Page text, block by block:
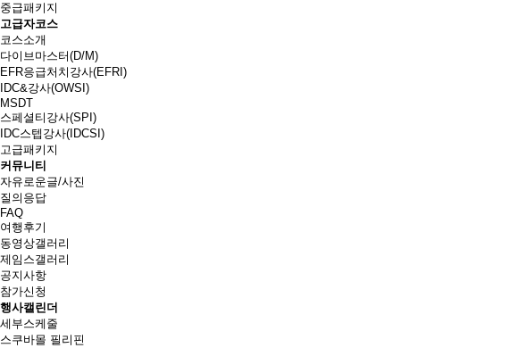
중급패키지
고급자코스
코스소개
다이브마스터(D/M)
EFR응급처치강사(EFRI)
IDC&강사(OWSI)
MSDT
스페셜티강사(SPI)
IDC스텝강사(IDCSI)
고급패키지
커뮤니티
자유로운글/사진
질의응답
FAQ
여행후기
동영상갤러리
제임스갤러리
공지사항
참가신청
행사캘린더
세부스케줄
스쿠바몰 필리핀